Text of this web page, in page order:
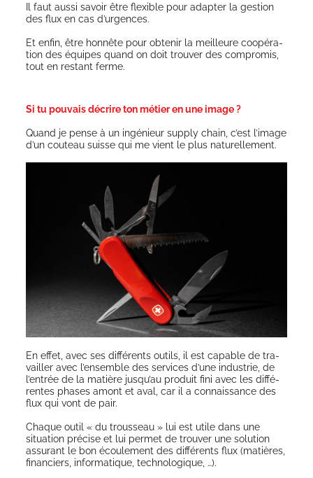
Il faut aus­si savoir être flexible pour adap­ter la ges­tion
des flux en cas d’urgences.
Et enfin, être hon­nête pour obte­nir la meilleure coopé­ra­
tion des équipes quand on doit trou­ver des com­pro­mis,
tout en res­tant ferme.
Si tu pouvais décrire ton métier en une image ?
Quand je pense à un ingé­nieur sup­ply chain, c’est l’image
d’un cou­teau suisse qui me vient le plus naturellement.
En effet, avec ses dif­fé­rents outils, il est capable de tra­
vailler avec l’ensemble des ser­vices d’une indus­trie, de
l’entrée de la matière jusqu’au pro­duit fini avec les dif­fé­
rentes phases amont et aval, car il a connais­sance des
flux qui vont de pair.
Chaque outil « du trous­seau » lui est utile dans une
situa­tion pré­cise et lui per­met de trou­ver une solu­tion
assu­rant le bon écou­le­ment des dif­fé­rents flux (matières,
finan­ciers, infor­ma­tique, technologique, …).